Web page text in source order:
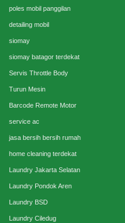
poles mobil panggilan
detailing mobil
siomay
siomay batagor terdekat
Servis Throttle Body
Turun Mesin
Barcode Remote Motor
service ac
jasa bersih bersih rumah
home cleaning terdekat
Laundry Jakarta Selatan
Laundry Pondok Aren
Laundry BSD
Laundry Ciledug